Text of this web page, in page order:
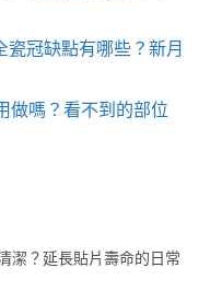
瓷冠缺點有哪些？新月
做嗎？看不到的部位
潔？延長貼片壽命的日常